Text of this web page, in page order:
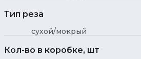
Тип реза
сухой/мокрый
Кол-во в коробке, шт